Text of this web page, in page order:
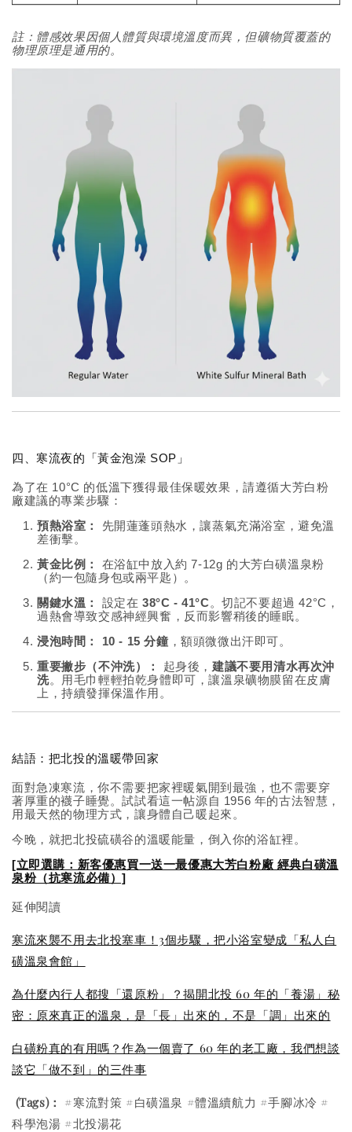
註：體感效果因個人體質與環境溫度而異，但礦物質覆蓋的
物理原理是通用的。
四、寒流夜的「黃金泡澡 SOP」
為了在 10°C 的低溫下獲得最佳保暖效果，請遵循大芳白粉
廠建議的專業步驟：
預熱浴室：
先開蓮蓬頭熱水，讓蒸氣充滿浴室，避免溫
差衝擊。
黃金比例：
在浴缸中放入約 7-12g 的大芳白磺溫泉粉
（約一包隨身包或兩平匙）。
關鍵水溫：
設定在 38°C - 41°C。切記不要超過 42°C，
過熱會導致交感神經興奮，反而影響稍後的睡眠。
浸泡時間：
10 - 15 分鐘 ，額頭微微出汗即可。
重要撇步（不沖洗）：
起身後， 建議不要用清水再次沖
洗。用毛巾輕輕拍乾身體即可，讓溫泉礦物膜留在皮膚
上，持續發揮保溫作用。
結語：把北投的溫暖帶回家
面對急凍寒流，你不需要把家裡暖氣開到最強，也不需要穿
著厚重的襪子睡覺。試試看這一帖源自 1956 年的古法智慧，
用最天然的物理方式，讓身體自己暖起來。
今晚，就把北投硫磺谷的溫暖能量，倒入你的浴缸裡。
[立即選購：新客優惠買一送一最優惠大芳白粉廠 經典白磺溫
泉粉（抗寒流必備）]
延伸閱讀
寒流來襲不用去北投塞車！3個步驟，把小浴室變成「私人白
磺溫泉會館」
為什麼內行人都搜「還原粉」？揭開北投 60 年的「養湯」秘
密：原來真正的溫泉，是「長」出來的，不是「調」出來的
白磺粉真的有用嗎？作為一個賣了 60 年的老工廠，我們想談
談它「做不到」的三件事
(Tags)： #寒流對策 #白磺溫泉 #體溫續航力 #手腳冰冷 #
科學泡湯 #北投湯花